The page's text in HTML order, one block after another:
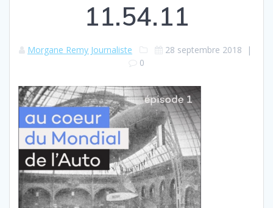
11.54.11
Morgane Remy Journaliste 28 septembre 2018 |
0